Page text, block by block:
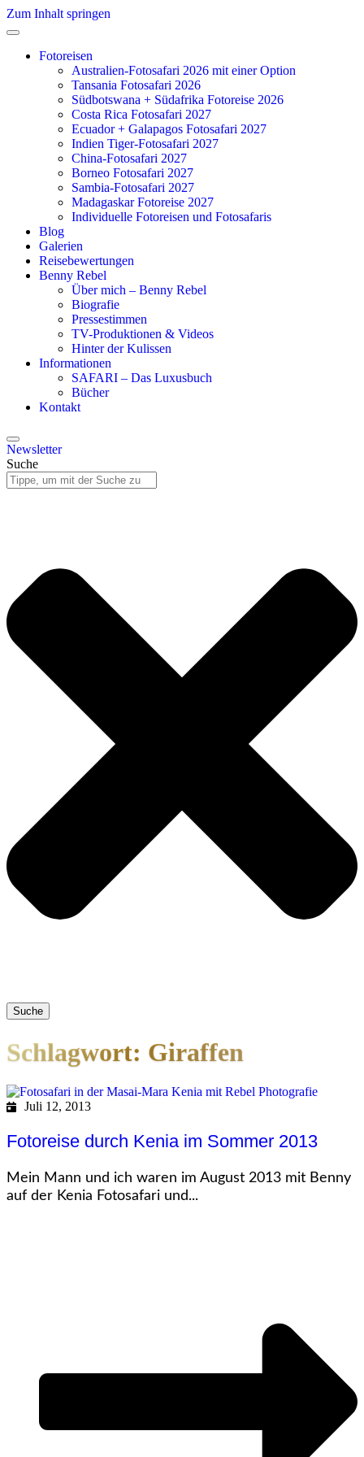
Zum Inhalt springen
Fotoreisen
Australien-Fotosafari 2026 mit einer Option
Tansania Fotosafari 2026
Südbotswana + Südafrika Fotoreise 2026
Costa Rica Fotosafari 2027
Ecuador + Galapagos Fotosafari 2027
Indien Tiger-Fotosafari 2027
China-Fotosafari 2027
Borneo Fotosafari 2027
Sambia-Fotosafari 2027
Madagaskar Fotoreise 2027
Individuelle Fotoreisen und Fotosafaris
Blog
Galerien
Reisebewertungen
Benny Rebel
Über mich – Benny Rebel
Biografie
Pressestimmen
TV-Produktionen & Videos
Hinter der Kulissen
Informationen
SAFARI – Das Luxusbuch
Bücher
Kontakt
Newsletter
Suche
Suche
Schlagwort: Giraffen
Juli 12, 2013
Fotoreise durch Kenia im Sommer 2013
Mein Mann und ich waren im August 2013 mit Benny
auf der Kenia Fotosafari und...